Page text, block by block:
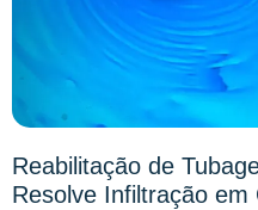
Reabilitação de
Resolve Infiltração em